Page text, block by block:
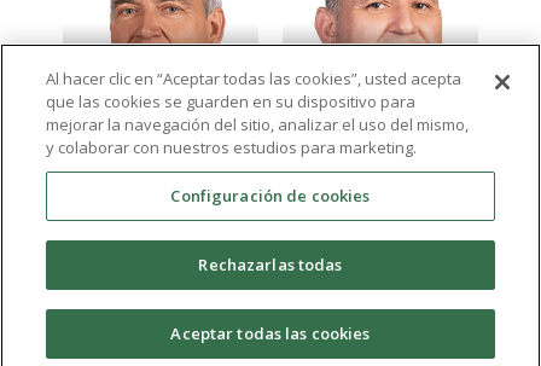
Salvador Luis
Escudero Ferrer
José Ramón
Martínez Pérez
expand_more
Al hacer clic en “Aceptar todas las cookies”, usted acepta
que las cookies se guarden en su dispositivo para
mejorar la navegación del sitio, analizar el uso del mismo,
y colaborar con nuestros estudios para marketing.
Configuración de cookies
Rechazarlas todas
Aceptar todas las cookies